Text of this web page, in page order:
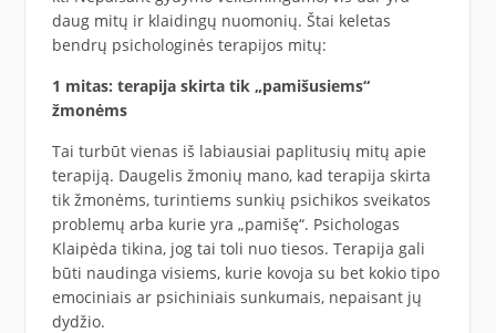
daug mitų ir klaidingų nuomonių. Štai keletas
bendrų psichologinės terapijos mitų:
1 mitas: terapija skirta tik „pamišusiems“
žmonėms
Tai turbūt vienas iš labiausiai paplitusių mitų apie
terapiją. Daugelis žmonių mano, kad terapija skirta
tik žmonėms, turintiems sunkių psichikos sveikatos
problemų arba kurie yra „pamišę“. Psichologas
Klaipėda tikina, jog tai toli nuo tiesos. Terapija gali
būti naudinga visiems, kurie kovoja su bet kokio tipo
emociniais ar psichiniais sunkumais, nepaisant jų
dydžio.